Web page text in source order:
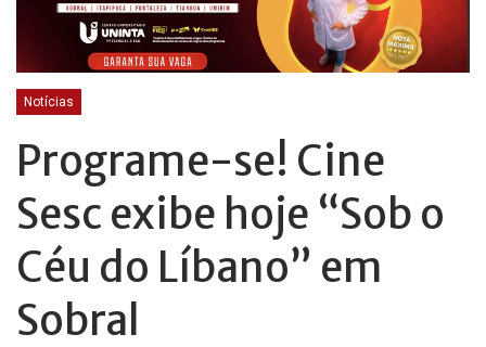
Notícias
Programe-se! Cine
Sesc exibe hoje “Sob o
Céu do Líbano” em
Sobral